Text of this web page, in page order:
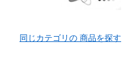
同じカテゴリの 商品を探す